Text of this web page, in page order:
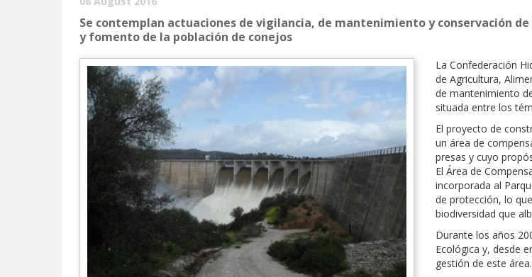
Se contemplan actuaciones de vigilancia, de mantenimiento y conservación
y fomento de la población de conejos
La Confederación
de Agricultura,
de mantenimiento
situada entre los
El proyecto de
un área de
presas y cuyo
El Área de
incorporada al
de protección, lo
biodiversidad que
Durante los años
Ecológica y, desde
gestión de este área.